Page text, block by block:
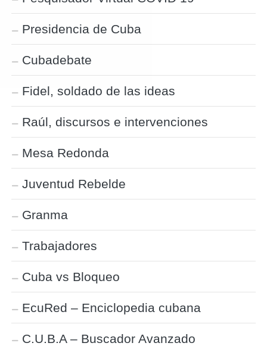
Presidencia de Cuba
Cubadebate
Fidel, soldado de las ideas
Raúl, discursos e intervenciones
Mesa Redonda
Juventud Rebelde
Granma
Trabajadores
Cuba vs Bloqueo
EcuRed – Enciclopedia cubana
C.U.B.A – Buscador Avanzado